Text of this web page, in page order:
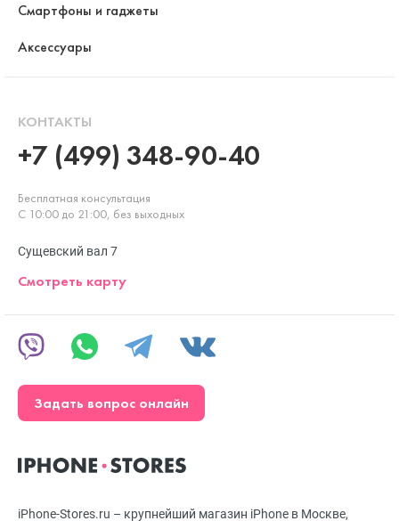
iPhone-Stores.ru – крупнейший магазин iPhone в Москве,
Смартфоны и гаджеты
Аксессуары
КОНТАКТЫ
+7 (499) 348-90-40
Бесплатная консультация
С 10:00 до 21:00, без выходных
Сущевский вал 7
Смотреть карту
Задать вопрос онлайн